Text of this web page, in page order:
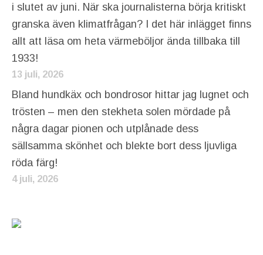
i slutet av juni. När ska journalisterna börja kritiskt
granska även klimatfrågan? I det här inlägget finns
allt att läsa om heta värmeböljor ända tillbaka till
1933!
13 juli, 2026
Bland hundkäx och bondrosor hittar jag lugnet och
trösten – men den stekheta solen mördade på
några dagar pionen och utplånade dess
sällsamma skönhet och blekte bort dess ljuvliga
röda färg!
4 juli, 2026